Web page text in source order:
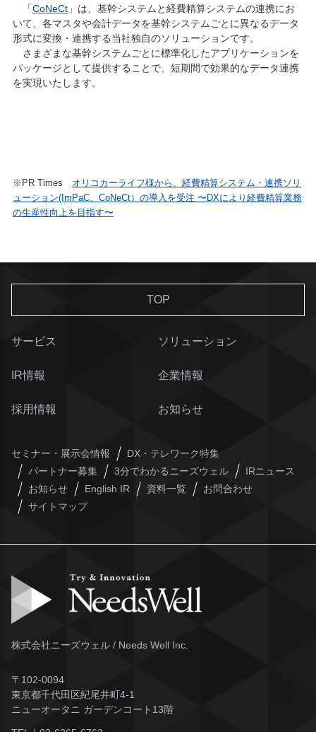
「CoNeCt 」は、基幹システムと経費精算システムの連携にお
いて、各マスタや会計データを基幹システムごとに異なるデータ
形式に変換・連携する当社独自のソリューションです。
さまざまな基幹システムごとに標準化したアプリケーションを
パッケージとして提供することで、短期間で効果的なデータ連携
を実現いたします。
※PR Times オリコカーライフ様から、経費精算システム・連携ソリ
ューション(ImPaC、CoNeCt）の導入を受注 〜DXにより経費精算業務
の生産性向上を目指す〜
TOP
サービス ソリューション
IR情報 企業情報
採用情報 お知らせ
セミナー・展示会情報
DX・テレワーク特集
パートナー募集
3分でわかるニーズウェル
IRニュース
お知らせ
English IR 資料一覧
お問合わせ
サイトマップ
株式会社ニーズウェル / Needs Well Inc.
〒102-0094
東京都千代田区紀尾井町4-1
ニューオータニ ガーデンコート13階